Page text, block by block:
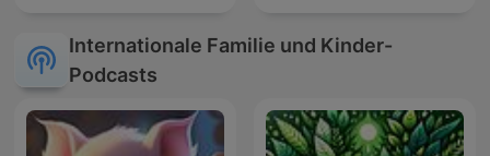
Internationale Familie und Kinder-
Podcasts